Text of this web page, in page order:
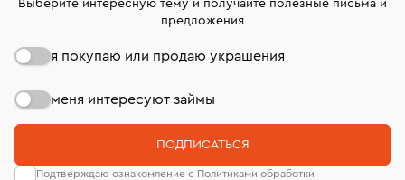
Выберите интересную тему и получайте полезные письма и
предложения
я покупаю или продаю украшения
меня интересуют займы
ПОДПИСАТЬСЯ
Подтверждаю ознакомление с Политиками обработки